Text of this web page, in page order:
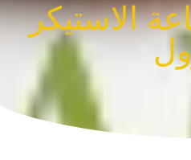
الاستيكر